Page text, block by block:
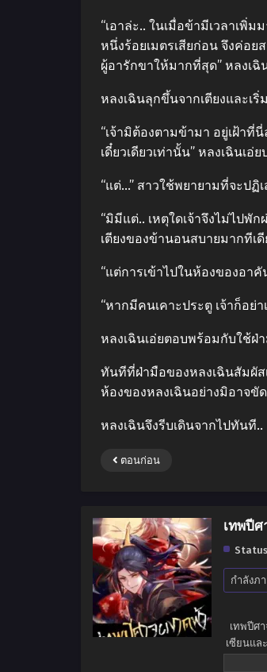
“เอาล่ะ.. ในเมื่อข้ามีเวลาเพิ่
หนึ่งร้อยเมตรเสียก่อน จึงค่อ
ผู้อารักขาให้มากที่สุด” หลงเ
หลงเฉินลุกขึ้นจากเตียงและเ
“เจ้ามิต้องตามข้ามา อยู่เฝ้าที่
เดี๋ยวเดียวเท่านั้น” หลงเฉินเอ่ย
“แต่…” สาวใช้พยายามที่จะปฏิเ
“มิมีแต่.. เหตุใดเจ้าจึงไม่ไปพั
เตียงของข้านอนสบายมากทีเ
“แต่การเข้าไปในห้องของอา
“หากมีคนเคาะประตู เจ้าก็อย่
หลงเฉินเอ่ยตอบพร้อมกับใช้ฝ่
ทันทีที่ฝ่ามือของหลงเฉินสัมผัส
ห้องของหลงเฉินอย่างมิอาจขั
หลงเฉินจึงรีบเดินจากไปทันที..
ตอนก่อน
เทพปี
กำลังภ
เทพปีศ
เซียนแล
หนทา